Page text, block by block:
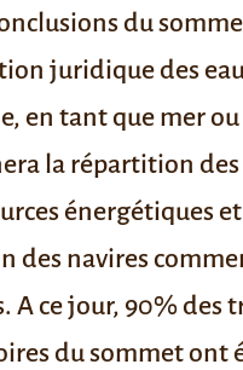
du
juridique des
en tant que mer ou
la répartition des
énergétiques
des navires
A ce jour, 90% des
du sommet ont